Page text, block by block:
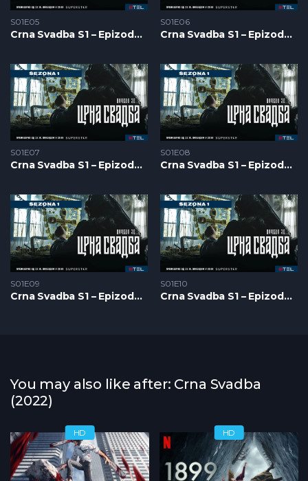
S01E05
Crna Svadba S1 – Epizoda 05
S01E06
Crna Svadba S1 – Epizoda 06
S01E07
Crna Svadba S1 – Epizoda 07
S01E08
Crna Svadba S1 – Epizoda 08
S01E09
Crna Svadba S1 – Epizoda 09
S01E10
Crna Svadba S1 – Epizoda 10
You may also like after: Crna Svadba
(2022)
HD HD